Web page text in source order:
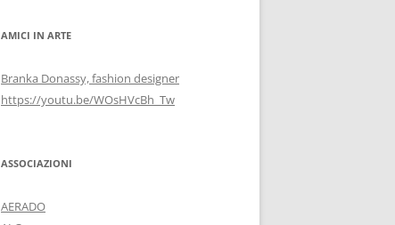
AMICI IN ARTE
Branka Donassy, fashion designer
https://youtu.be/WOsHVcBh_Tw
ASSOCIAZIONI
AERADO